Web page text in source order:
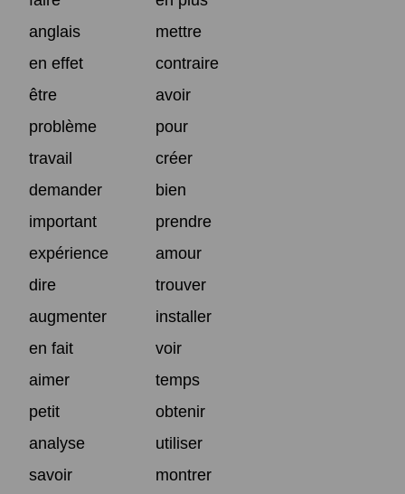
anglais
mettre
en effet
contraire
être
avoir
problème
pour
travail
créer
demander
bien
important
prendre
expérience
amour
dire
trouver
augmenter
installer
en fait
voir
aimer
temps
petit
obtenir
analyse
utiliser
savoir
montrer